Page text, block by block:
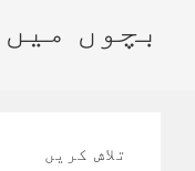
بچوں
تلاش کریں